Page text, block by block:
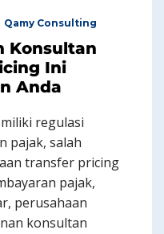
Qamy Consulting
Konsultan
Ini
Anda
regulasi
pajak, salah
transfer pricing
pajak,
perusahaan
konsultan